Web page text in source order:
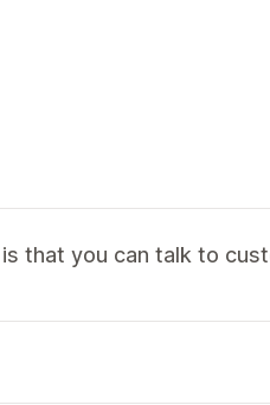
that you can talk to